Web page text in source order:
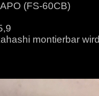
(FS-60CB)
montierbar wird